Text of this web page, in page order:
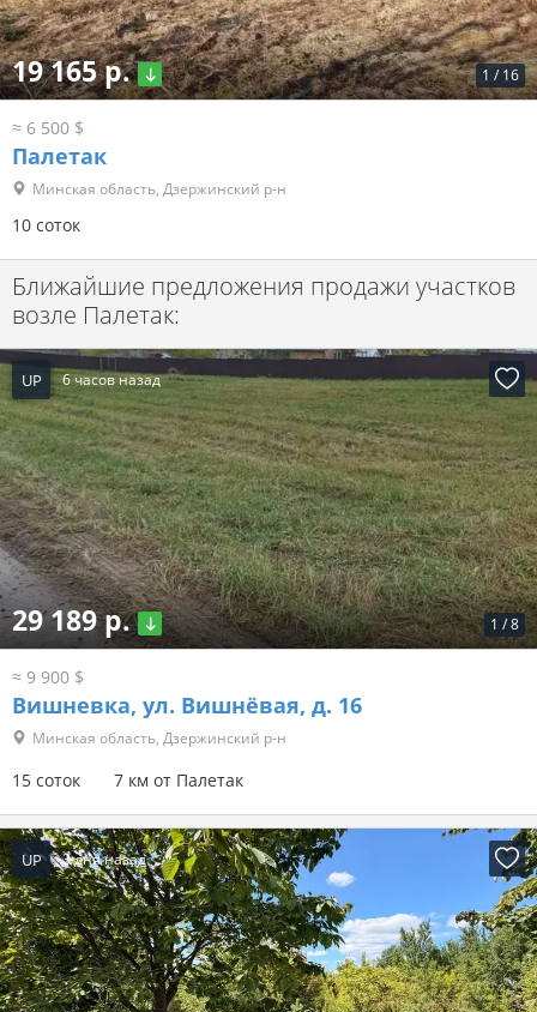
1 / 16
19 165 р.
≈ 6 500 $
Палетак
Минская область, Дзержинский р-н
10 соток
Ближайшие предложения продажи участков
возле Палетак:
UP 6 часов назад
1 /8
29 189 р.
≈ 9 900 $
Вишневка, ул. Вишнёвая, д. 16
Минская область, Дзержинский р-н
15 соток 7 км от Палетак
UP 3 дня назад